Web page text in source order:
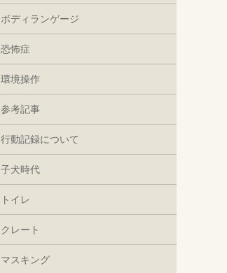
ボディランゲージ
恐怖症
環境操作
参考記事
行動記録について
子犬時代
トイレ
クレート
マスキング